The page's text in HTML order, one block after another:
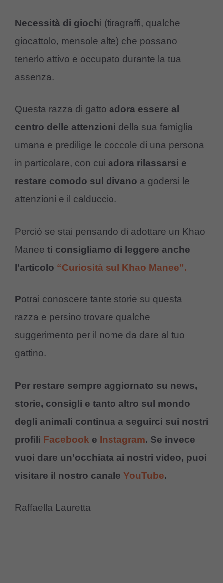
Necessità di giochi (tiragraffi, qualche
giocattolo, mensole alte) che possano
tenerlo attivo e occupato durante la tua
assenza.
Questa razza di gatto adora essere al
centro delle attenzioni della sua famiglia
umana e predilige le coccole di una persona
in particolare, con cui adora rilassarsi e
restare comodo sul divano a godersi le
attenzioni e il calduccio.
Perciò se stai pensando di adottare un Khao
Manee ti consigliamo di leggere anche
l’articolo “Curiosità sul Khao Manee”.
Potrai conoscere tante storie su questa
razza e persino trovare qualche
suggerimento per il nome da dare al tuo
gattino.
Per restare sempre aggiornato su news,
storie, consigli e tanto altro sul mondo
degli animali continua a seguirci sui nostri
profili Facebook e Instagram. Se invece
vuoi dare un’occhiata ai nostri video, puoi
visitare il nostro canale YouTube.
Raffaella Lauretta